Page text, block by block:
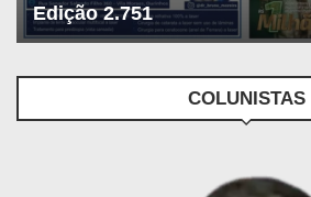
Edição 2.751
COLUNISTAS